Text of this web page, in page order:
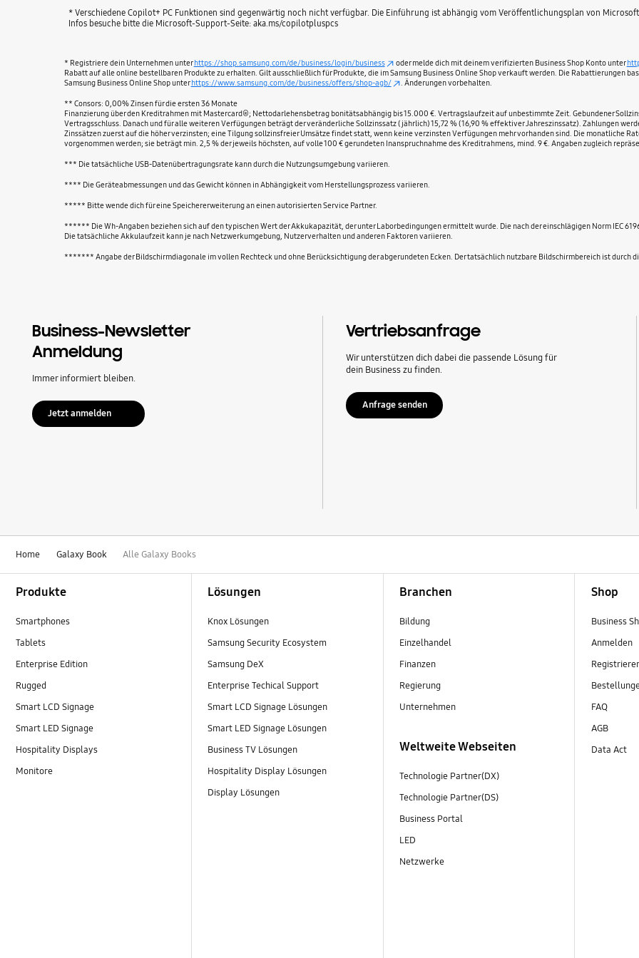
* Verschiedene Copilot+ PC Funktionen sind gegenwärtig noch nicht verfügbar. Die Einführung ist abhängig vom Veröffentlichungsplan von
Infos besuche bitte die Microsoft-Support-Seite: aka.ms/copilotpluspcs
* Registriere dein Unternehmen unter https://shop.samsung.com/de/business/login/business oder melde dich mit deinem verifizierten Business Shop Konto unter
Rabatt auf alle online bestellbaren Produkte zu erhalten. Gilt ausschließlich für Produkte, die im Samsung Business Online Shop verkauft werden. Die Rabattierungen
Samsung Business Online Shop unter https://www.samsung.com/de/business/offers/shop-agb/ . Änderungen vorbehalten.
** Consors: 0,00% Zinsen für die ersten 36 Monate
Finanzierung über den Kreditrahmen mit Mastercard®; Nettodarlehensbetrag bonitätsabhängig bis 15.000 €. Vertragslaufzeit auf unbestimmte Zeit. Gebundener
Vertragsschluss. Danach und für alle weiteren Verfügungen beträgt der veränderliche Sollzinssatz (jährlich) 15,72 % (16,90 % effektiver Jahreszinssatz). Zahlungen
Zinssätzen zuerst auf die höher verzinsten; eine Tilgung sollzinsfreier Umsätze findet statt, wenn keine verzinsten Verfügungen mehr vorhanden sind. Die monatliche
vorgenommen werden; sie beträgt min. 2,5 % der jeweils höchsten, auf volle 100 € gerundeten Inanspruchnahme des Kreditrahmens, mind. 9 €. Angaben zugleich
*** Die tatsächliche USB-Datenübertragungsrate kann durch die Nutzungsumgebung variieren.
**** Die Geräteabmessungen und das Gewicht können in Abhängigkeit vom Herstellungsprozess variieren.
***** Bitte wende dich für eine Speichererweiterung an einen autorisierten Service Partner.
****** Die Wh-Angaben beziehen sich auf den typischen Wert der Akkukapazität, der unter Laborbedingungen ermittelt wurde. Die nach der einschlägigen Norm IEC
Die tatsächliche Akkulaufzeit kann je nach Netzwerkumgebung, Nutzerverhalten und anderen Faktoren variieren.
******* Angabe der Bildschirmdiagonale im vollen Rechteck und ohne Berücksichtigung der abgerundeten Ecken. Der tatsächlich nutzbare Bildschirmbereich ist durch
Business-Newsletter
Anmeldung
Immer informiert bleiben.
Jetzt anmelden
Vertriebsanfrage
Wir unterstützen dich dabei die passende Lösung für
dein Business zu finden.
Anfrage senden
Home Galaxy Book Alle Galaxy Books
Produkte
Smartphones
Tablets
Enterprise Edition
Rugged
Smart LCD Signage
Smart LED Signage
Hospitality Displays
Monitore
Lösungen
Knox Lösungen
Samsung Security Ecosystem
Samsung DeX
Enterprise Techical Support
Smart LCD Signage Lösungen
Smart LED Signage Lösungen
Business TV Lösungen
Hospitality Display Lösungen
Display Lösungen
Branchen
Bildung
Einzelhandel
Finanzen
Regierung
Unternehmen
Weltweite Webseiten
Technologie Partner(DX)
Technologie Partner(DS)
Business Portal
LED
Netzwerke
Shop
Business
Anmelden
FAQ
AGB
Data Act